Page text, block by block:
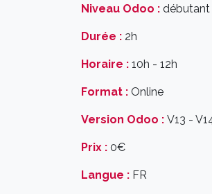
Niveau Odoo : débutant
Durée : 2h
Horaire : 10h - 12h
Format : Online
Version Odoo : V13 -
Prix : 0€
Langue : FR